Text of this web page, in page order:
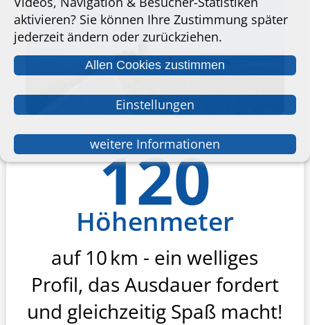
120
Höhenmeter
auf 10 km - ein welliges
Profil, das Ausdauer fordert
und gleichzeitig Spaß macht!
aktivieren? Sie können Ihre Zustimmung später
jederzeit ändern oder zurückziehen.
Allen Cookies zustimmen
Einstellungen
weitere Informationen